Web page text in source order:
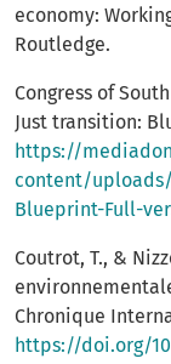
economy:
Routledge.
Congress of
Just transition:
https://
content/uploads/
Blueprint-Full-
Coutrot, T., &
Chronique
https://doi.org/